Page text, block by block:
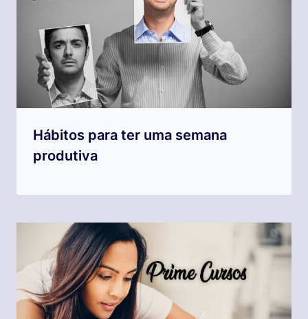
Hábitos para ter uma semana
produtiva